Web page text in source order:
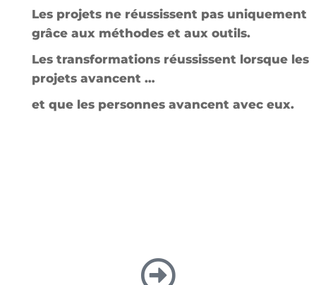
Les projets ne réussissent pas uniquement
grâce aux méthodes et aux outils.
Les transformations réussissent lorsque les
projets avancent …
et que les personnes avancent avec eux.